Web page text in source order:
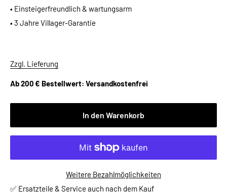
• Einsteigerfreundlich & wartungsarm
• 3 Jahre Villager-Garantie
Zzgl. Lieferung
Ab 200 € Bestellwert: Versandkostenfrei
In den Warenkorb
Weitere Bezahlmöglichkeiten
✅ Ersatzteile & Service auch nach dem Kauf